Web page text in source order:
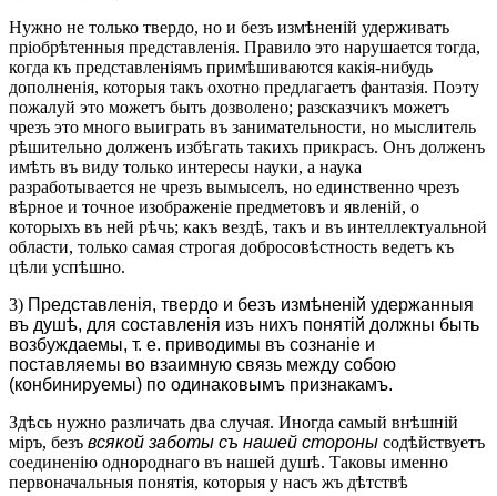
Нужно не только твердо, но и безъ измѣненій удерживать
пріобрѣтенныя представленія. Правило это нарушается тогда,
когда къ представленіямъ примѣшиваются какія-нибудь
дополненія, которыя такъ охотно предлагаетъ фантазія. Поэту
пожалуй это можетъ быть дозволено; разсказчикъ можетъ
чрезъ это много выиграть въ занимательности, но мыслитель
рѣшительно долженъ избѣгать такихъ прикрасъ. Онъ долженъ
имѣть въ виду только интересы науки, а наука
разработывается не чрезъ вымыселъ, но единственно чрезъ
вѣрное и точное изображеніе предметовъ и явленій, о
которыхъ въ ней рѣчь; какъ вездѣ, такъ и въ интеллектуальной
области, только самая строгая добросовѣстность ведетъ къ
цѣли успѣшно.
3) Представленія, твердо и безъ измѣненій удержанныя
въ душѣ, для составленія изъ нихъ понятій должны быть
возбуждаемы, т. е. приводимы въ сознаніе и
поставляемы во взаимную связь между собою
(конбинируемы) по одинаковымъ признакамъ.
Здѣсь нужно различать два случая. Иногда самый внѣшній
міръ, безъ всякой заботы съ нашей стороны содѣйствуетъ
соединенію однороднаго въ нашей душѣ. Таковы именно
первоначальныя понятія, которыя у насъ жъ дѣтствѣ